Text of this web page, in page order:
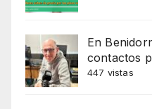
En
contactos
447 vistas